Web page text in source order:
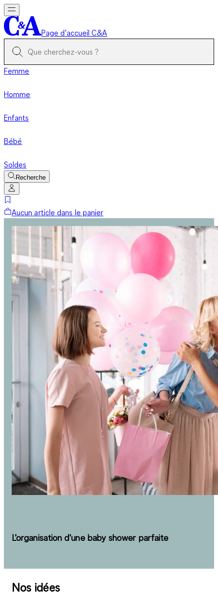
Page d’accueil C&A
Femme
Homme
Enfants
Bébé
Soldes
Recherche
Aucun article dans le panier
L’organisation d’une baby shower parfaite
Nos idées